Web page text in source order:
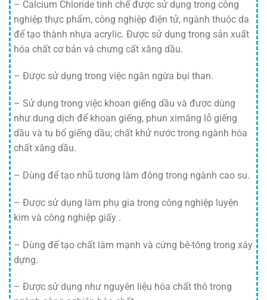
– Calcium Chloride tinh chế được sử dụng trong công
nghiệp thực phẩm, công nghiệp điện tử, ngành thuộc da
để tạo thành nhựa acrylic. Được sử dụng trong sản xuất
hóa chất cơ bản và chưng cất xăng dầu.
– Được sử dụng trong việc ngăn ngừa bụi than.
– Sử dụng trong việc khoan giếng dầu và được dùng
như dung dịch để khoan giếng, phun ximăng lỗ giếng
dầu và tu bổ giếng dầu; chất khử nước trong ngành hóa
chất xăng dầu.
– Dùng để tạo nhũ tương làm đông trong ngành cao su.
– Được sử dụng làm phụ gia trong công nghiệp luyện
kim và công nghiệp giấy .
– Dùng để tạo chất làm mạnh và cứng bê-tông trong xây
dựng.
– Được sử dụng như nguyên liệu hóa chất thô trong